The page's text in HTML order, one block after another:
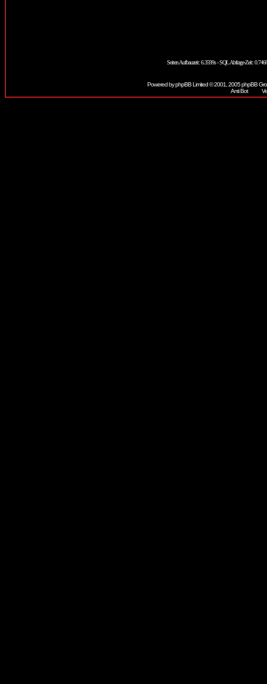
Seiten Aufbauzeit: 6.3599s - SQL Abfrage-Zeit:
Powered byphpBBLimited © 2001, 2005 phpBB